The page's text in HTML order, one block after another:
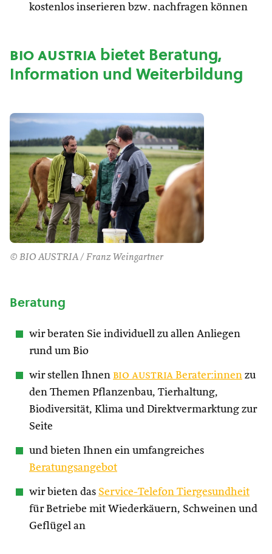
kostenlos inserieren bzw. nachfragen können
bio austriabietet Beratung,
Information und Weiterbildung
© BIO AUSTRIA / Franz Weingartner
Beratung
wir beraten Sie individuell zu allen Anliegen
rund um Bio
wir stellen Ihnen bio austria Berater:innen zu
den Themen Pflanzenbau, Tierhaltung,
Biodiversität, Klima und Direktvermarktung zur
Seite
und bieten Ihnen ein umfangreiches
Beratungsangebot
wir bieten das Service-Telefon Tiergesundheit
für Betriebe mit Wiederkäuern, Schweinen und
Geflügel an